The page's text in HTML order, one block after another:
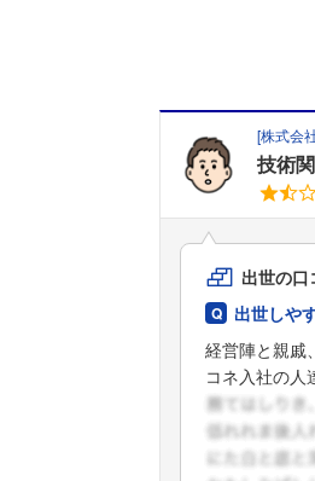
[株式会
技術
出世の口
出世しや
経営陣と親戚
コネ入社の人